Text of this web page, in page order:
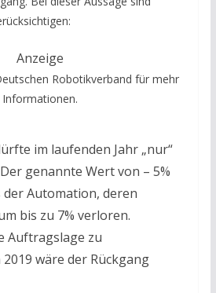
Anzeige
Robotikverband für mehr
Informationen.
im laufenden Jahr „nur“
genannte Wert von – 5%
Automation, deren
bis zu 7% verloren.
Auftragslage zu
wäre der Rückgang